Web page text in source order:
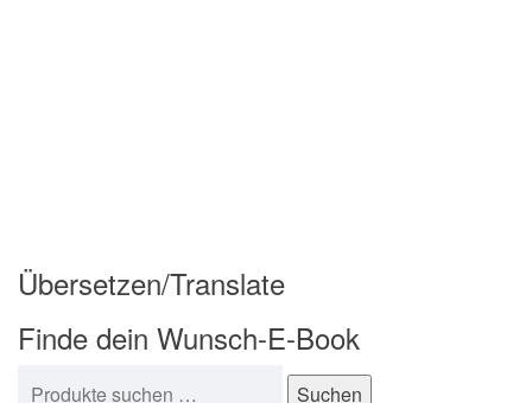
Übersetzen/Translate
Finde dein Wunsch-E-Book
Suchen